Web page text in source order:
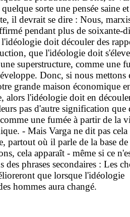
sorte une pensée saine et
il devrait se dire : Nous,
pendant plus de soixante-
l'idéologie doit découler des
que l'idéologie doit
superstructure, comme une
Donc, si nous mettons
grande maison économique
alors l'idéologie doit en
pas d'autre signification que
une fumée à partir de la
- Mais Varga ne dit pas cela
partout où il parle de la base de
cela apparaît - même si ce
des phrases secondaires : Les
que lorsque l'idéologie
hommes aura changé.